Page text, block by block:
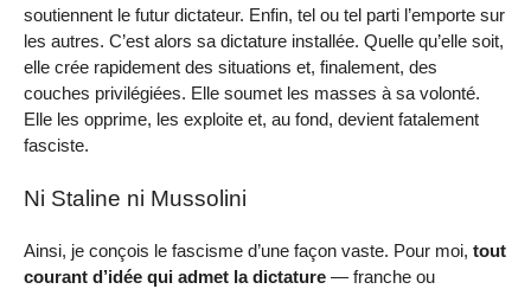
soutiennent le futur dictateur. Enfin, tel ou tel parti l’emporte sur
les autres. C’est alors sa dictature installée. Quelle qu’elle soit,
elle crée rapidement des situations et, finalement, des
couches privilégiées. Elle soumet les masses à sa volonté.
Elle les opprime, les exploite et, au fond, devient fatalement
fasciste.
Ni Staline ni Mussolini
Ainsi, je conçois le fascisme d’une façon vaste. Pour moi, tout
courant d’idée qui admet la dictature — franche ou